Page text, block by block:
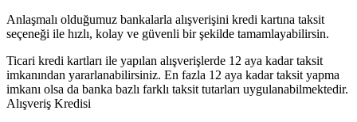
Anlaşmalı olduğumuz bankalarla alışverişini kredi kartına taksit
seçeneği ile hızlı, kolay ve güvenli bir şekilde tamamlayabilirsin.
Ticari kredi kartları ile yapılan alışverişlerde 12 aya kadar taksit
imkanından yararlanabilirsiniz. En fazla 12 aya kadar taksit yapma
imkanı olsa da banka bazlı farklı taksit tutarları uygulanabilmektedir.
Alışveriş Kredisi